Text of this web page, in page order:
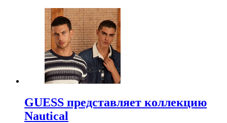
GUESS представляет коллекцию
Nautical